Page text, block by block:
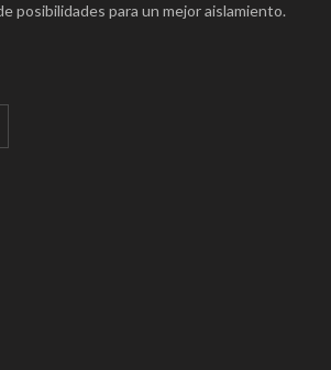
posibilidades para un mejor aislamiento.